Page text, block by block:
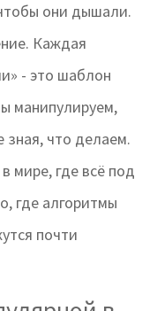
они дышали.
Каждая
- это шаблон
манипулируем,
что делаем.
мире, где всё под
где алгоритмы
почти